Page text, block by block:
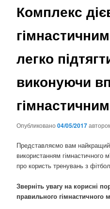
Комплекс
легко
виконуючи
Опубликовано04/05/2017
Представляємо вам
використанням гімнастичного
про користь тренувань з
Зверніть увагу на корисні
правильного гімнастичного